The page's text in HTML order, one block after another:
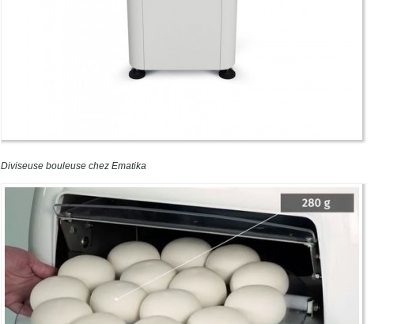
Diviseuse bouleuse chez Ematika